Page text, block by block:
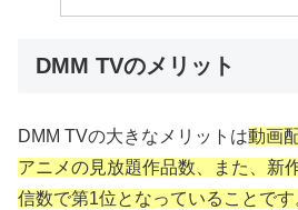
DMM TVのメリット
DMM TVの大きなメリットは動画
アニメの見放題作品数、また、新
信数で第1位となっていることです